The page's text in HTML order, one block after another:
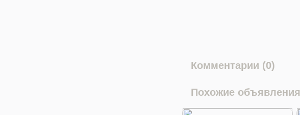
Комментарии (0)
Похожие объявления